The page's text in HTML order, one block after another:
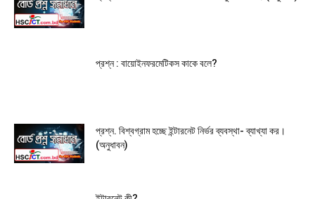
প্রশ্ন : বায়োইনফরমেটিকস কাকে বলে?
প্রশ্ন. বিশ্বগ্রাম হচ্ছে ইন্টারনেট নির্ভর ব্যবস্থা- ব্যাখ্যা কর।
(অনুধাবন)